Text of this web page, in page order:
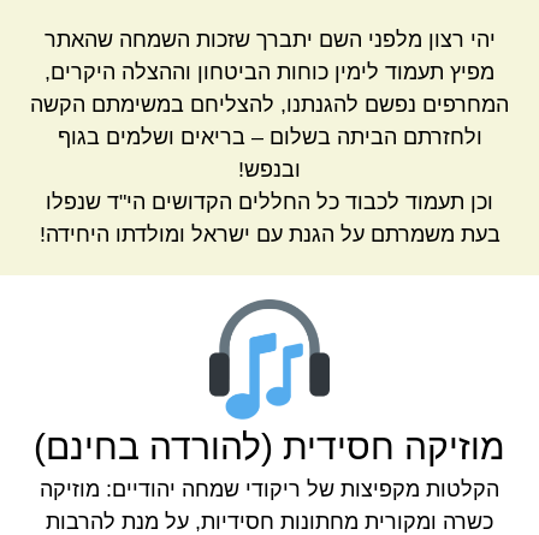
יהי רצון מלפני השם יתברך שזכות השמחה שהאתר
מפיץ תעמוד לימין כוחות הביטחון וההצלה היקרים,
המחרפים נפשם להגנתנו, להצליחם במשימתם הקשה
ולחזרתם הביתה בשלום – בריאים ושלמים בגוף
ובנפש!
וכן תעמוד לכבוד כל החללים הקדושים הי"ד שנפלו
בעת משמרתם על הגנת עם ישראל ומולדתו היחידה!
מוזיקה חסידית (להורדה בחינם)
הקלטות מקפיצות של ריקודי שמחה יהודיים: מוזיקה
כשרה ומקורית מחתונות חסידיות, על מנת להרבות